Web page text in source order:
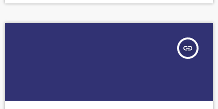
és 2003 között elkészült filmekben feldolgozott témákhoz fog
világ nagyrészt máig felderítetlen a filmvásznon - írta a The Guardian
insert_link